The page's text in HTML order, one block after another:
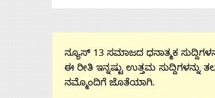
ನ್ಯೂಸ್ 13 ಸಮಾಜದ ಧನಾತ್ಮಕ
ಈ ರೀತಿ ಇನ್ನಷ್ಟು ಉತ್ತಮ ಸುದ್ದಿಗಳನ್ನು
ನಮ್ಮೊಂದಿಗೆ ಜೊತೆಯಾಗಿ.